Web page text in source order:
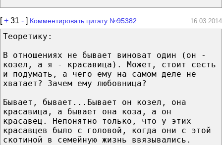
[+ 31 - ] Комментировать цитату №95382 16.03.2014
Теоретику:
В отношениях не бывает виноват один (он -
козел, а я - красавица). Может, стоит сесть
и подумать, а чего ему на самом деле не
хватает? Зачем ему любовница?
Бывает, бывает...Бывает он козел, она
красавица, а бывает она коза, а он
красавец. Непонятно только, что у этих
красавцев было с головой, когда они с этой
скотиной в семейную жизнь ввязывались.